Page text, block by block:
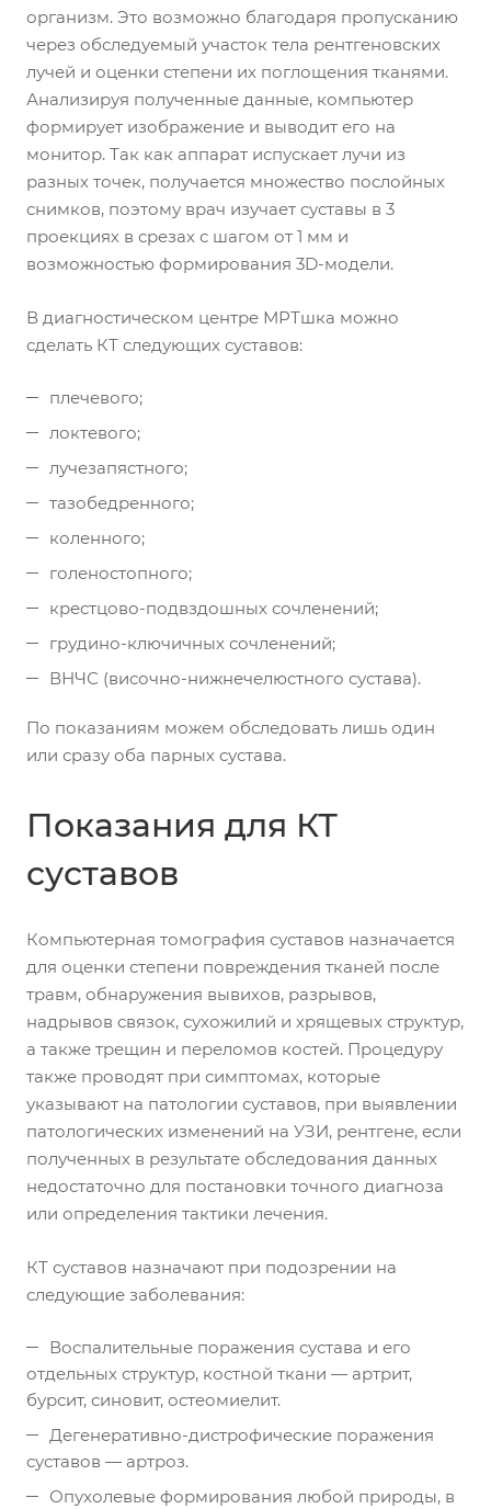
организм. Это возможно благодаря пропусканию
через обследуемый участок тела рентгеновских
лучей и оценки степени их поглощения тканями.
Анализируя полученные данные, компьютер
формирует изображение и выводит его на
монитор. Так как аппарат испускает лучи из
разных точек, получается множество послойных
снимков, поэтому врач изучает суставы в 3
проекциях в срезах с шагом от 1 мм и
возможностью формирования 3D-модели.
В диагностическом центре МРТшка можно
сделать КТ следующих суставов:
плечевого;
локтевого;
лучезапястного;
тазобедренного;
коленного;
голеностопного;
крестцово-подвздошных сочленений;
грудино-ключичных сочленений;
ВНЧС (височно-нижнечелюстного сустава).
По показаниям можем обследовать лишь один
или сразу оба парных сустава.
Показания для КТ
суставов
Компьютерная томография суставов назначается
для оценки степени повреждения тканей после
травм, обнаружения вывихов, разрывов,
надрывов связок, сухожилий и хрящевых структур,
а также трещин и переломов костей. Процедуру
также проводят при симптомах, которые
указывают на патологии суставов, при выявлении
патологических изменений на УЗИ, рентгене, если
полученных в результате обследования данных
недостаточно для постановки точного диагноза
или определения тактики лечения.
КТ суставов назначают при подозрении на
следующие заболевания:
Воспалительные поражения сустава и его
отдельных структур, костной ткани — артрит,
бурсит, синовит, остеомиелит.
Дегенеративно-дистрофические поражения
суставов — артроз.
Опухолевые формирования любой природы, в